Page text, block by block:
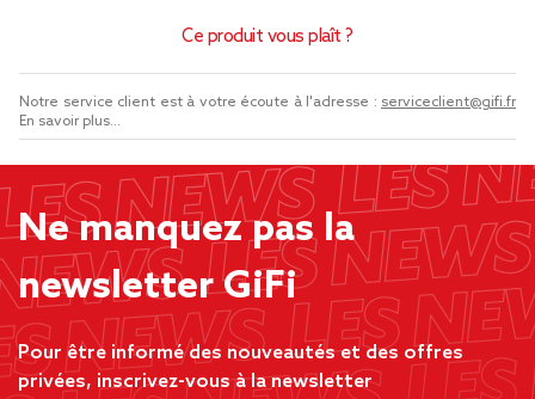
Ce produit vous plaît ?
Notre service client est à votre écoute à l'adresse : serviceclient@gifi.fr
En savoir plus...
Ne manquez pas la
newsletter GiFi
Pour être informé des nouveautés et des offres
privées, inscrivez-vous à la newsletter